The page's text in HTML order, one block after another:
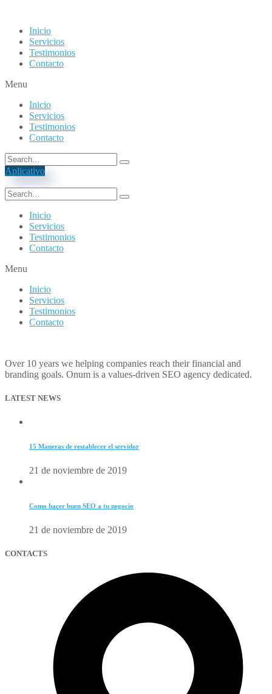
Inicio
Servicios
Testimonios
Contacto
Menu
Inicio
Servicios
Testimonios
Contacto
Aplicativo
Inicio
Servicios
Testimonios
Contacto
Menu
Inicio
Servicios
Testimonios
Contacto
Over 10 years we helping companies reach their financial and
branding goals. Onum is a values-driven SEO agency dedicated.
LATEST NEWS
15 Maneras de restablecer el servidor
21 de noviembre de 2019
Como hacer buen SEO a tu negocio
21 de noviembre de 2019
CONTACTS